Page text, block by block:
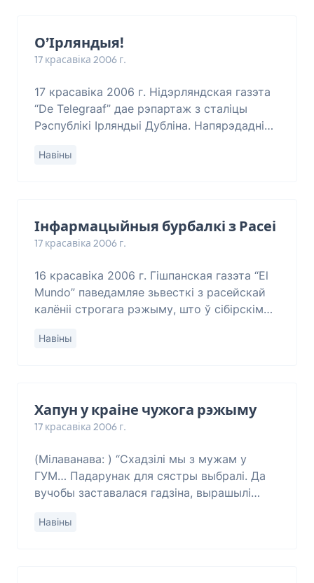
О’Ірляндыя!
17 красавіка 2006 г.
17 красавіка 2006 г. Нідэрляндская газэта
“De Telegraaf” дае рэпартаж з сталіцы
Рэспублікі Ірляндыі Дубліна. Напярэдадні
прысьвечаныя 90-годдзю Вялікоднага
Навіны
Інфармацыйныя бурбалкі з Расеі
17 красавіка 2006 г.
16 красавіка 2006 г. Гішпанская газэта “El
Mundo” паведамляе зьвесткі з расейскай
калёніі строгага рэжыму, што ў сібірскім
каморы кінуўся на М. Хадаркоўскага і па
Навіны
Хапун у краіне чужога рэжыму
17 красавіка 2006 г.
(Мілаванава: ) “Схадзілі мы з мужам у
ГУМ… Падарунак для сястры выбралі. Да
вучобы заставалася гадзіна, вырашылі
дагуляліся. Падышлі людзі ў цывільным. І
Навіны